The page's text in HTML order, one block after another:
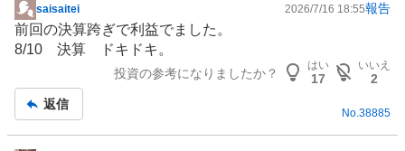
掲
示
板
saisaitei 2026/7/16 18:55報告
前回の決算跨ぎで利益でました。
8/10 決算 ドキドキ。
投資の参考になりましたか？
はい
17
いいえ
2
返信
No.38885